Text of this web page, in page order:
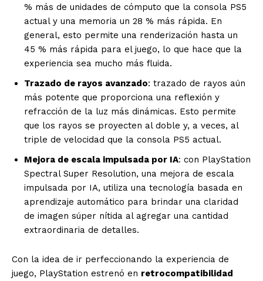
% más de unidades de cómputo que la consola PS5
actual y una memoria un 28 % más rápida. En
general, esto permite una renderización hasta un
45 % más rápida para el juego, lo que hace que la
experiencia sea mucho más fluida.
Trazado de rayos avanzado: trazado de rayos aún
más potente que proporciona una reflexión y
refracción de la luz más dinámicas. Esto permite
que los rayos se proyecten al doble y, a veces, al
triple de velocidad que la consola PS5 actual.
Mejora de escala impulsada por IA: con PlayStation
Spectral Super Resolution, una mejora de escala
impulsada por IA, utiliza una tecnología basada en
aprendizaje automático para brindar una claridad
de imagen súper nítida al agregar una cantidad
extraordinaria de detalles.
Con la idea de ir perfeccionando la experiencia de
juego, PlayStation estrenó en retrocompatibilidad